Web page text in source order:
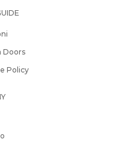
Doors
Policy